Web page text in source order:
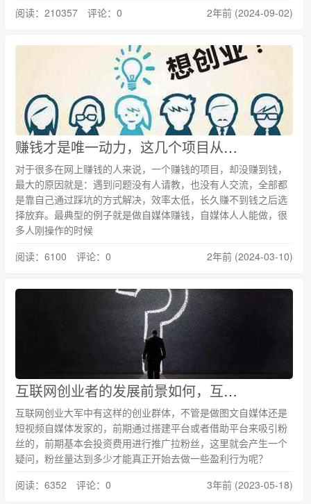
阅读：210357 评论：0
2年前 (2024-09-02)
赚钱才是唯一动力，这几个项目从0到1教你怎么赚钱
对于很多在网上赚钱的人来说，一个赚钱的项目，却没赚到钱，
最大的原因就是：遇到问题没有人请教，也没有人交流，全部都
是靠自己通过踩坑的方式解决，效率太低，长久赚不到钱之后选
择放弃。最典型的例子就是做自媒体赚钱，自媒体人人能做，很
多人刚操作的时候
阅读：6100 评论：0
2年前 (2024-03-10)
互联网创业者的发展前景如何，互联网创新创业的优势是什么
互联网创业大军中有这样的创业群体，不管是做图文自媒体还是
短视频自媒体发家的，前期通过搭建平台或者借助平台来吸引粉
丝的，前期基本会投资费用进行推广拉粉丝，这里就会产生一个
疑问，粉丝量达到多少才能真正开始去做一些盈利行为呢？
阅读：6352 评论：0
3年前 (2023-05-18)